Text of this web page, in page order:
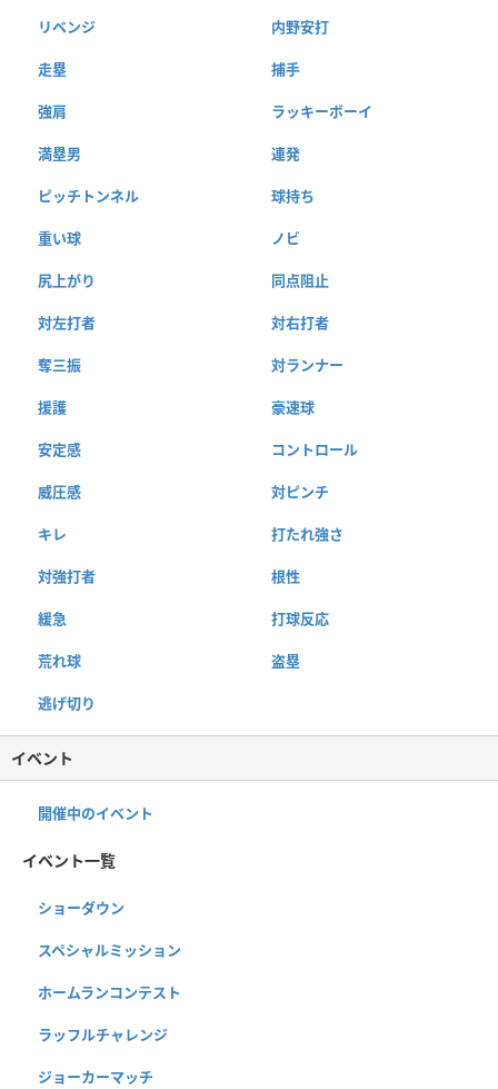
リベンジ 内野安打
走塁 捕手
強肩 ラッキーボーイ
満塁男 連発
ピッチトンネル 球持ち
重い球 ノビ
尻上がり 同点阻止
対左打者 対右打者
奪三振 対ランナー
援護 豪速球
安定感 コントロール
威圧感 対ピンチ
キレ 打たれ強さ
対強打者 根性
緩急 打球反応
荒れ球 盗塁
逃げ切り
イベント
開催中のイベント
イベント一覧
ショーダウン
スペシャルミッション
ホームランコンテスト
ラッフルチャレンジ
ジョーカーマッチ